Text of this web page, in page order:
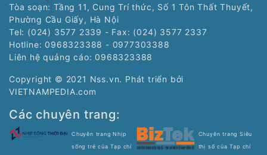
Tòa soạn: Tầng 11, Cung Trí thức, Số 1 Tôn Thất Thuyết,
Phường Cầu Giấy, Hà Nội
Tel: (024) 3577 2339 - Fax: (024) 3577 2337
Hotline: 0968323388 - 0977303388
Liên hệ quảng cáo: 0968323388
Copyright © 2021 Nss.vn. Phát triển bởi
VIETNAMPEDIA.com
Các chuyên trang:
Chuyên trang Nhịp
sống trẻ của Tạp chí
Chuyên trang Siêu
thị số của Tạp chí